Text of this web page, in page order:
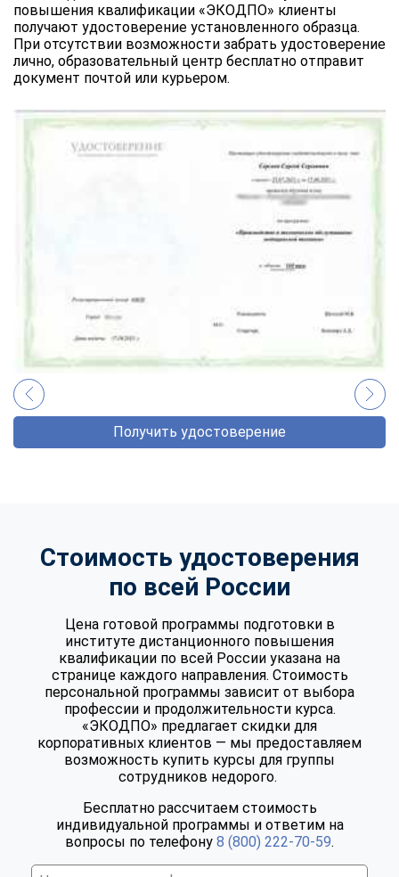
повышения квалификации «ЭКОДПО» клиенты
получают удостоверение установленного образца.
При отсутствии возможности забрать удостоверение
лично, образовательный центр бесплатно отправит
документ почтой или курьером.
Получить удостоверение
Стоимость удостоверения
по всей России
Цена готовой программы подготовки в
институте дистанционного повышения
квалификации по всей России указана на
странице каждого направления. Стоимость
персональной программы зависит от выбора
профессии и продолжительности курса.
«ЭКОДПО» предлагает скидки для
корпоративных клиентов — мы предоставляем
возможность купить курсы для группы
сотрудников недорого.
Бесплатно рассчитаем стоимость
индивидуальной программы и ответим на
вопросы по телефону 8 (800) 222-70-59.